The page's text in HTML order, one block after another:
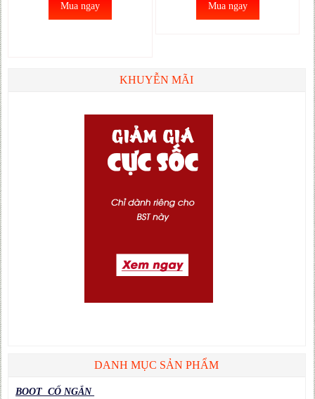
Mua ngay Mua ngay
KHUYỄN MÃI
DANH MỤC SẢN PHẨM
BOOT CỔ NGẮN